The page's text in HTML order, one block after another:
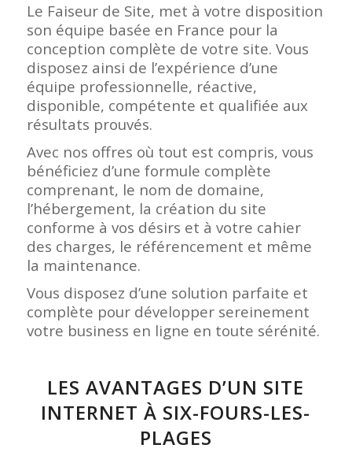
Le Faiseur de Site, met à votre disposition
son équipe basée en France pour la
conception complète de votre site. Vous
disposez ainsi de l’expérience d’une
équipe professionnelle, réactive,
disponible, compétente et qualifiée aux
résultats prouvés.
Avec nos offres où tout est compris, vous
bénéficiez d’une formule complète
comprenant, le nom de domaine,
l’hébergement, la création du site
conforme à vos désirs et à votre cahier
des charges, le référencement et même
la maintenance.
Vous disposez d’une solution parfaite et
complète pour développer sereinement
votre business en ligne en toute sérénité.
LES AVANTAGES D’UN SITE
INTERNET À SIX-FOURS-LES-
PLAGES